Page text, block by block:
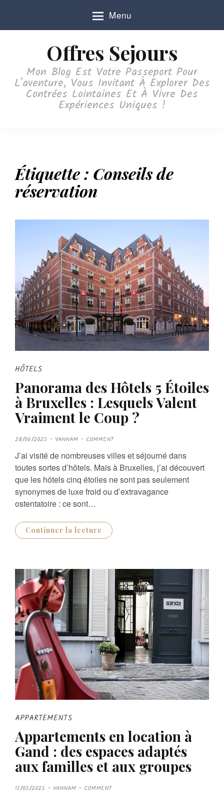
Menu
Offres Sejours
Mon Blog Est Votre Passeport Pour
L'aventure, Vous Invitant À Explorer Des
Contrées Lointaines Et À Vivre Des
Expériences Uniques !
Étiquette : Conseils de
réservation
HÔTELS
Panorama des Hôtels 5 Étoiles
à Bruxelles : Lesquels Valent
Vraiment le Coup ?
P
O
T
E
D
O
N
28/06/2025 VANNAM COMMENT
J’ai visité de nombreuses villes et séjourné dans
toutes sortes d’hôtels. Mais à Bruxelles, j’ai découvert
que les hôtels cinq étoiles ne sont pas seulement
synonymes de luxe froid ou d’extravagance
ostentatoire : ce sont…
Continuer la lecture
APPARTEMENTS
Appartements en location à
Gand : des espaces adaptés
aux familles et aux groupes
P
O
15/05/2025 VANNAM COMMENT